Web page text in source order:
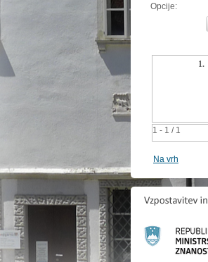
Opcije:
1 - 1 / 1
1.
Na vrh